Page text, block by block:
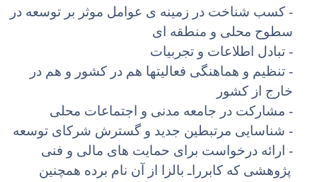
- کسب شناخت در زمینه ی عوامل موثر بر توسعه در
سطوح محلی و منطقه ای
- تبادل اطلاعات و تجربیات
- تنظیم و هماهنگی فعالیتها هم در کشور و هم در
خارج از کشور
- مشارکت در جامعه مدنی و اجتماعات محلی
- شناسایی مرتبطین جدید و گسترش شرکای توسعه
- ارائه درخواست برای حمایت های مالی و فنی
پژوهشی که کابرراـ بالزا از آن نام برده همچنین